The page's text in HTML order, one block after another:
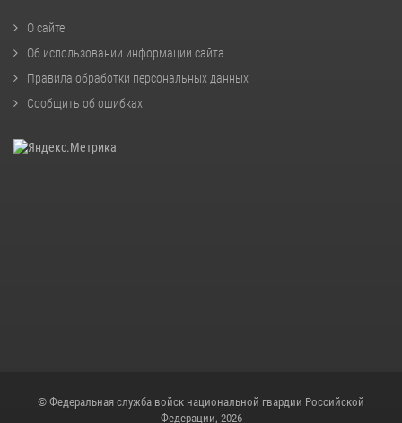
О сайте
Об использовании информации сайта
Правила обработки персональных данных
Сообщить об ошибках
© Федеральная служба войск национальной гвардии Российской
Федерации, 2026